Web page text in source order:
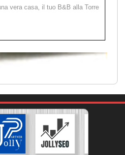
vera casa, il tuo B&B alla Torre